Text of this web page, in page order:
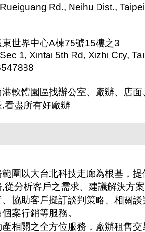
Rd., Neihu Dist.,
世界中心A棟75號15樓之3
1, Xintai 5th Rd, Xizhi City,
軟體園區找辦公室、廠辦、店面
看盡所有好廠辦
圍以大台北科技走廊為根基，提
從分析客戶之需求、建議解決方
協助客戶擬訂談判策略、相關談
案行銷等服務。
相關之全方位服務，廠辦租售交